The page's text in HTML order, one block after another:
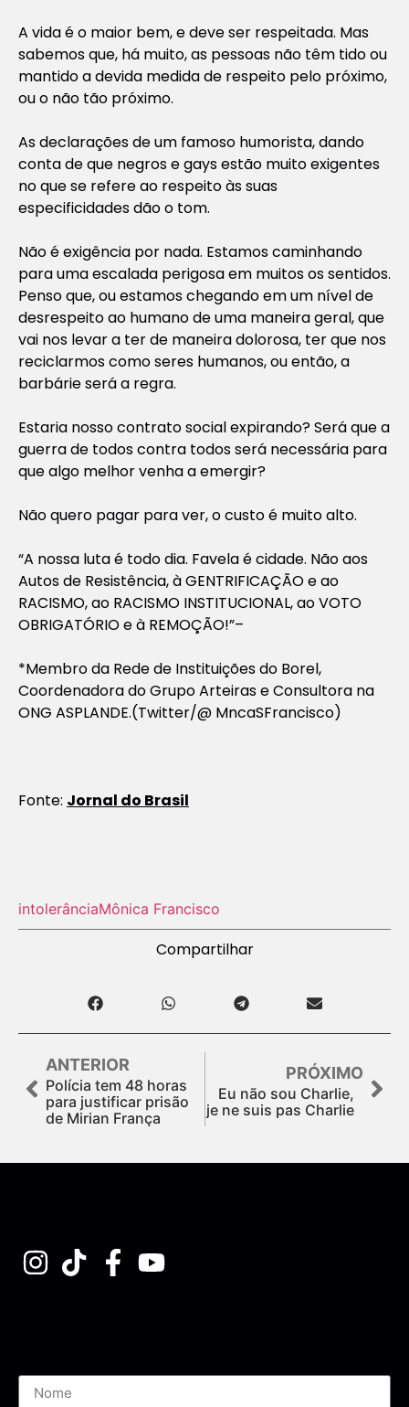
A vida é o maior bem, e deve ser respeitada. Mas
sabemos que, há muito, as pessoas não têm tido ou
mantido a devida medida de respeito pelo próximo,
ou o não tão próximo.
As declarações de um famoso humorista, dando
conta de que negros e gays estão muito exigentes
no que se refere ao respeito às suas
especificidades dão o tom.
Não é exigência por nada. Estamos caminhando
para uma escalada perigosa em muitos os sentidos.
Penso que, ou estamos chegando em um nível de
desrespeito ao humano de uma maneira geral, que
vai nos levar a ter de maneira dolorosa, ter que nos
reciclarmos como seres humanos, ou então, a
barbárie será a regra.
Estaria nosso contrato social expirando? Será que a
guerra de todos contra todos será necessária para
que algo melhor venha a emergir?
Não quero pagar para ver, o custo é muito alto.
“A nossa luta é todo dia. Favela é cidade. Não aos
Autos de Resistência, à GENTRIFICAÇÃO e ao
RACISMO, ao RACISMO INSTITUCIONAL, ao VOTO
OBRIGATÓRIO e à REMOÇÃO!”–
*Membro da Rede de Instituições do Borel,
Coordenadora do Grupo Arteiras e Consultora na
ONG ASPLANDE.(Twitter/@ MncaSFrancisco)
Fonte: Jornal do Brasil
intolerânciaMônica Francisco
Compartilhar
ANTERIOR
Polícia tem 48 horas
para justificar prisão
de Mirian França
PRÓXIMO
Eu não sou Charlie,
je ne suis pas Charlie